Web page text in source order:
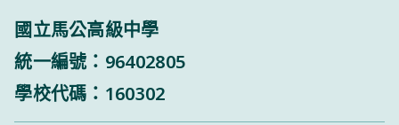
國立馬公高級中學
統一編號：96402805
學校代碼：160302